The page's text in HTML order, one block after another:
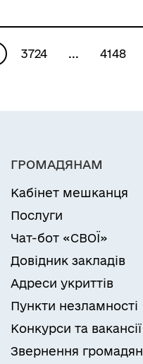
на
3724 ... 4148
ГРОМАДЯНАМ
Кабінет мешканця
Послуги
Чат-бот «СВОЇ»
Довідник закладів
Адреси укриттів
Пункти незламності
Конкурси та вакансії
Звернення громадян